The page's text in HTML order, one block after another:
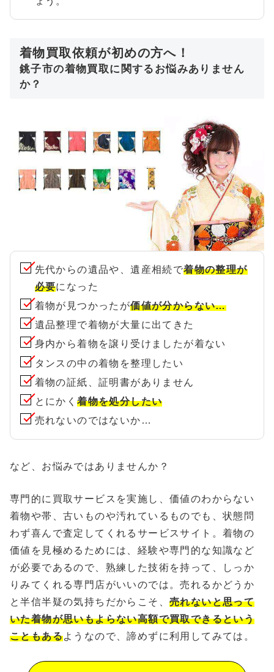
着物買取依頼が初めの方へ！
銚子市の着物買取に関するお悩みありません
か？
先代からの遺品や、遺産相続で着物の整理が
必要になった
着物が見つかったが価値が分からない…
遺品整理で着物が大量に出てきた
身内から着物を譲り受けましたが着ない
タンスの中の着物を整理したい
着物の証紙、証明書がありません
とにかく着物を処分したい
売れないのではないか…
など、お悩みではありませんか？
専門的に買取サービスを実施し、価値のわからない
着物や帯、古いものや汚れているものでも、状態問
わず喜んで査定してくれるサービスサイト。着物の
価値を見極めるためには、経験や専門的な知識など
が必要であるので、熟練した技術を持って、しっか
りみてくれる専門店がいいのでは。売れるかどうか
と半信半疑の気持ちだからこそ、 売れないと思って
いた着物が思いもよらない高額で買取できるという
こともあるようなので、諦めずに利用してみては。